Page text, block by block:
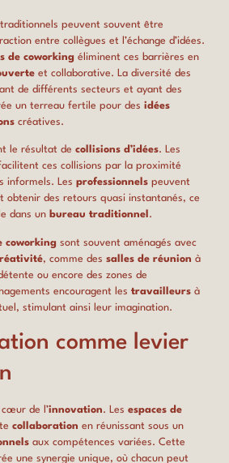
traditionnels peuvent souvent être
entre collègues et l’échange d’idées.
de coworking éliminent ces barrières en
et collaborative. La diversité des
de différents secteurs et ayant des
un terreau fertile pour des idées
créatives.
le résultat de collisions d’idées. Les
ces collisions par la proximité
informels. Les professionnels peuvent
obtenir des retours quasi instantanés, ce
dans un bureau traditionnel .
coworking sont souvent aménagés avec
, comme des salles de réunion à
ou encore des zones de
encouragent les travailleurs à
stimulant ainsi leur imagination.
comme levier
de l’innovation. Les espaces de
collaboration en réunissant sous un
aux compétences variées. Cette
une synergie unique, où chacun peut